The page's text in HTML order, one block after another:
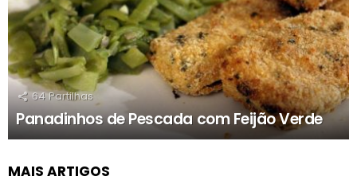
64 Partilhas
Panadinhos de Pescada com Feijão Verde
MAIS ARTIGOS